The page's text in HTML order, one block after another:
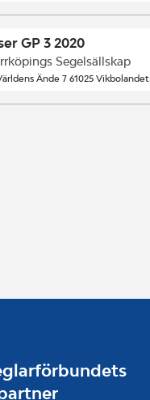
GP 3 2020
Segelsällskap
Ände 7 61025 Vikbolandet